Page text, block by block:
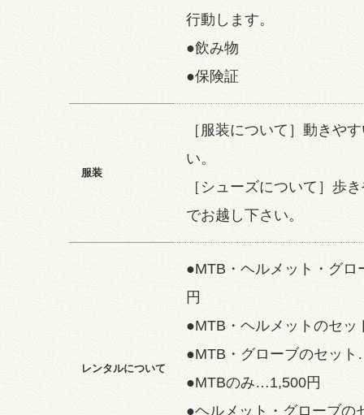
行動します。
●飲み物
●保険証
服装
［服装について］動きや
い。
［シューズについて］歩
でお越し下さい。
レンタルについて
●MTB・ヘルメット・グ
円
●MTB・ヘルメットのセ
●MTB・グローブのセッ
●MTBのみ…1,500円
●ヘルメット・グローブ